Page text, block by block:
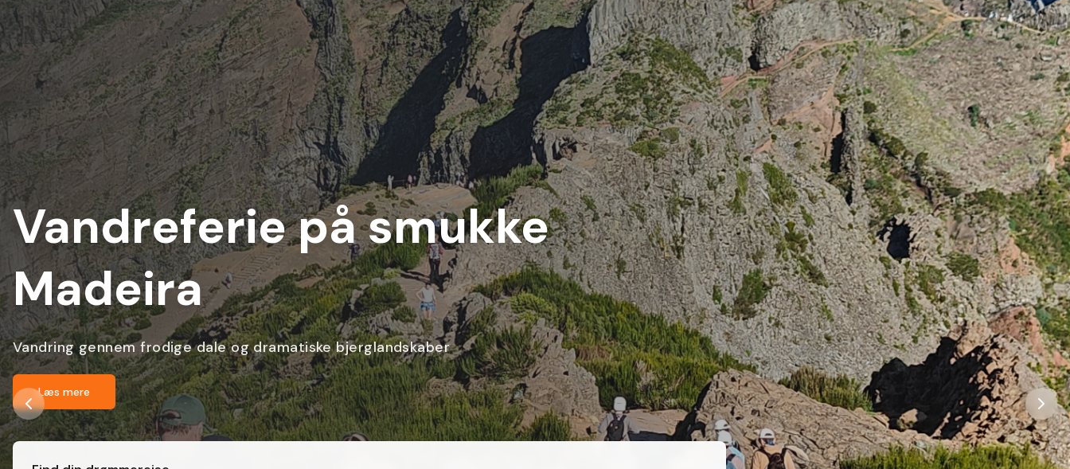
Elcykelferie på Gran Canaria
Tag forskud på sommeren under Gran Canarias blå himmel
Læs mere
Find din drømmerejse